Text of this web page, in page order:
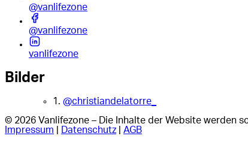
@vanlifezone
@vanlifezone
vanlifezone
Bilder
1. @christiandelatorre_
© 2026 Vanlifezone – Die Inhalte der Website werden
Impressum
Datenschutz| AGB